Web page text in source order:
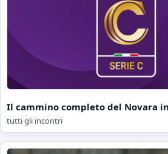
Il cammino completo del Novara
tutti gli incontri